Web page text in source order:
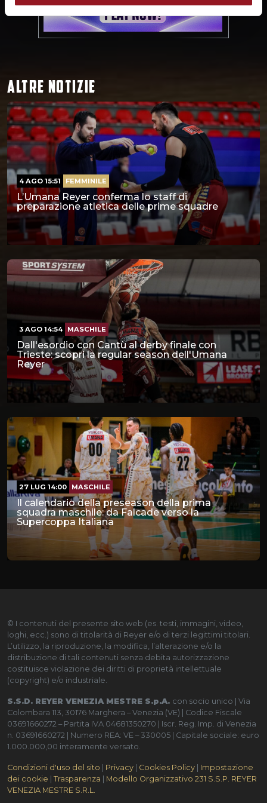
ALTRE NOTIZIE
L’Umana Reyer conferma lo staff di
preparazione atletica delle prime squadre
4 AGO 15:51 FEMMINILE
Dall'esordio con Cantù al derby finale con
Trieste: scopri la regular season dell'Umana
Reyer
3 AGO 14:54 MASCHILE
Il calendario della preseason della prima
squadra maschile: da Falcade verso la
Supercoppa Italiana
27 LUG 14:00 MASCHILE
© I contenuti del presente sito web (es. testi, immagini, video,
loghi, ecc.) sono di titolarità di Reyer e/o di terzi legittimi titolari.
L’utilizzo, la riproduzione, la modifica, l’alterazione e/o la
distribuzione di tali contenuti senza debita autorizzazione
costituisce violazione dei diritti di proprietà intellettuale
(copyright) e/o industriale.
S.S.D. REYER VENEZIA MESTRE S.p.A. con socio unico | Via
Colombara 113, 30176 Marghera – Venezia (VE) | Codice Fiscale
03691660272 – Partita IVA 04681350270 | Iscr. Reg. Imp. di Venezia
n. 03691660272 | Numero REA: VE – 330005 | Capitale sociale: euro
1.000.000,00 interamente versato.
Condizioni d'uso del sito | Privacy | Cookies Policy | Impostazione
dei cookie | Trasparenza | Modello Organizzativo 231 S.S.P. REYER
VENEZIA MESTRE S.R.L.